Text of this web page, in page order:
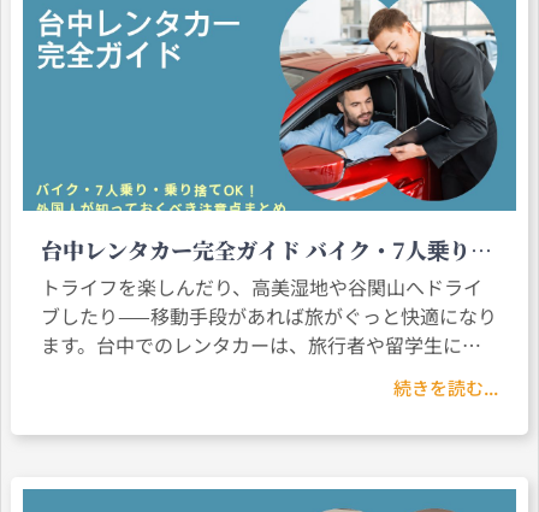
台中レンタカー完全ガイド バイク・7人乗り・
乗り捨てOK！外国人が知っておくべき注意点
まとめ
トライフを楽しんだり、高美湿地や谷関山へドライ
ブしたり——移動手段があれば旅がぐっと快適になり
ます。台中でのレンタカーは、旅行者や留学生にと
って人気の選択肢です。選択肢が豊富で、料金も手
続きを読む...